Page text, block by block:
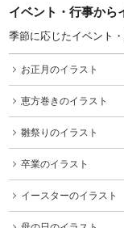
イベント・行事から
季節に応じたイベント
お正月のイラスト
恵方巻きのイラスト
雛祭りのイラスト
卒業のイラスト
イースターのイラスト